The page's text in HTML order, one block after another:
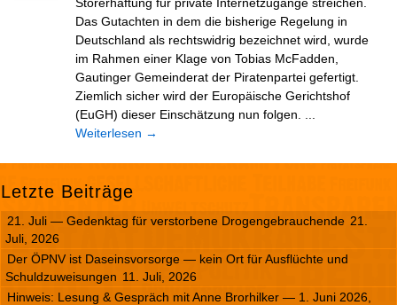
Das Gutachten in dem die bisherige Regelung in
Deutschland als rechtswidrig bezeichnet wird, wurde
im Rahmen einer Klage von Tobias McFadden,
Gautinger Gemeinderat der Piratenpartei gefertigt.
Ziemlich sicher wird der Europäische Gerichtshof
(EuGH) dieser Einschätzung nun folgen. ...
Weiterlesen →
Letzte Beiträge
21. Juli — Gedenktag für verstorbene Drogengebrauchende 21.
Juli, 2026
Der ÖPNV ist Daseinsvorsorge — kein Ort für Ausflüchte und
Schuldzuweisungen 11. Juli, 2026
Hinweis: Lesung & Gespräch mit Anne Brorhilker — 1. Juni 2026,